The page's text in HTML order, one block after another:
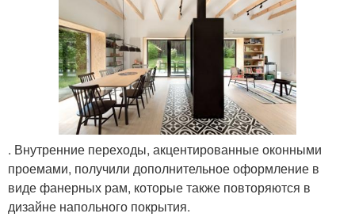
. Внутренние переходы, акцентированные оконными
проемами, получили дополнительное оформление в
виде фанерных рам, которые также повторяются в
дизайне напольного покрытия.